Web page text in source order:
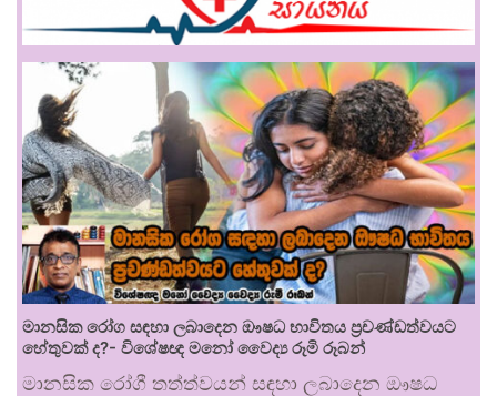
මානසික රෝග සඳහා ලබාදෙන ඖෂධ භාවිතය ප්‍රචණ්ඩත්වයට
හේතුවක් ද?- විශේෂඥ මනෝ වෛද්‍ය රූමි රූබන්
මානසික රෝගී තත්ත්වයන් සඳහා ලබාදෙන ඖෂධ